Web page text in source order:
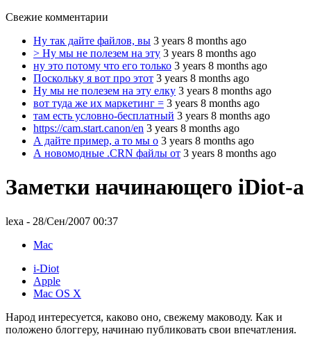
Свежие комментарии
Ну так дайте файлов, вы 3 years 8 months ago
> Ну мы не полезем на эту 3 years 8 months ago
ну это потому что его только 3 years 8 months ago
Поскольку я вот про этот 3 years 8 months ago
Ну мы не полезем на эту елку 3 years 8 months ago
вот туда же их маркетинг = 3 years 8 months ago
там есть условно-бесплатный 3 years 8 months ago
https://cam.start.canon/en 3 years 8 months ago
А дайте пример, а то мы о 3 years 8 months ago
А новомодные .CRN файлы от 3 years 8 months ago
Заметки начинающего iDiot-а
lexa - 28/Сен/2007 00:37
Mac
i-Diot
Apple
Mac OS X
Народ интересуется, каково оно, свежему маководу. Как и
положено блоггеру, начинаю публиковать свои впечатления.